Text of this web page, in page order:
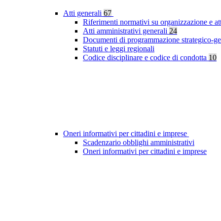
Atti generali 67
Riferimenti normativi su organizzazione e
Atti amministrativi generali 24
Documenti di programmazione strategico-
Statuti e leggi regionali
Codice disciplinare e codice di condotta 10
Oneri informativi per cittadini e imprese
Scadenzario obblighi amministrativi
Oneri informativi per cittadini e imprese